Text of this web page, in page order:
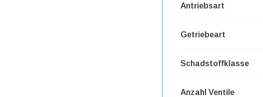
Antriebsart
Getriebeart
Schadstoffklasse
Anzahl Ventile